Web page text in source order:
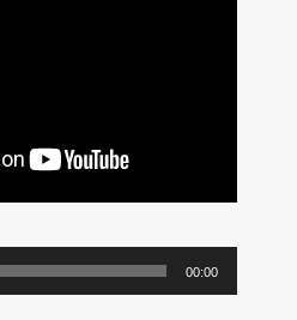
00:00